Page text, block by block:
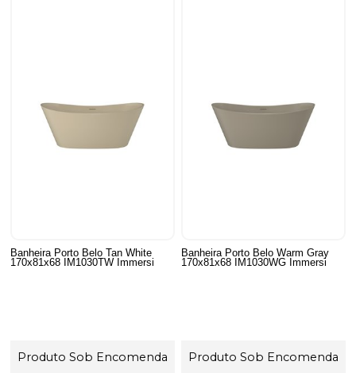
Banheira Porto Belo Tan White
170x81x68 IM1030TW Immersi
Produto Sob Encomenda
Banheira Porto Belo Warm Gray
170x81x68 IM1030WG Immersi
Produto Sob Encomenda